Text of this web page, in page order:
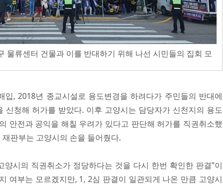
물류센터 건물과 이를 반대하기 위해 나선 시민들의 집회 모
, 2018년 종교시설로 용도변경을 하려다가 주민들의 반대에
신청해 허가를 받았다. 이후 고양시는 담당자가 신천지의 용도
안전과 공익을 해칠 우려가 있다고 판단해 허가를 직권취소했
판부는 고양시의 손을 들어줬다.
양시의 직권취소가 정당하다는 것을 다시 한번 확인한 판결”이
여부는 모르겠지만, 1, 2심 판결이 일관되게 나온 만큼 고양시